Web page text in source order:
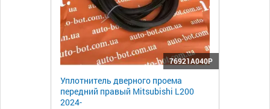
76921A040P
Уплотнитель дверного проема
передний правый Mitsubishi L200
2024-